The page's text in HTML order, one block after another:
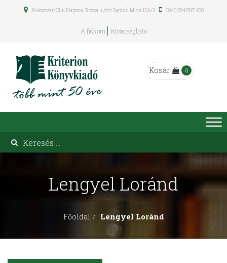
Kolozsvár/Cluj Napoca, Rózsa u./str. Samuil Micu 12A/3 0040 264 597 450
A fiókom Kívánságlista
Kosár 0
Lengyel Loránd
Főoldal Lengyel Loránd